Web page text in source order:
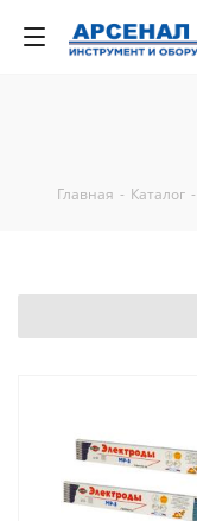
Главная - Каталог -